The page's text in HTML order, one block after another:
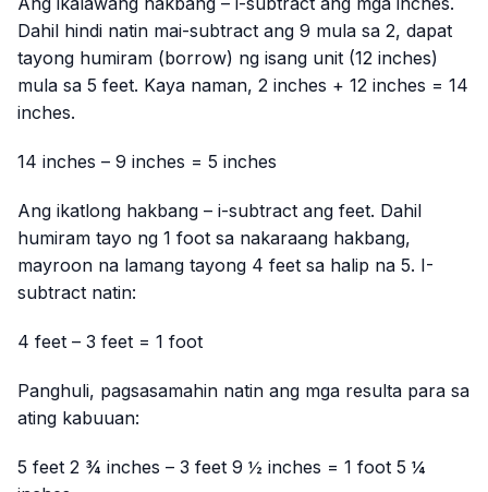
Dahil hindi natin mai-subtract ang 9 mula sa 2, dapat
tayong humiram (borrow) ng isang unit (12 inches)
mula sa 5 feet. Kaya naman, 2 inches + 12 inches = 14
inches.
14 inches – 9 inches = 5 inches
Ang ikatlong hakbang – i-subtract ang feet. Dahil
humiram tayo ng 1 foot sa nakaraang hakbang,
mayroon na lamang tayong 4 feet sa halip na 5. I-
subtract natin:
4 feet – 3 feet = 1 foot
Panghuli, pagsasamahin natin ang mga resulta para sa
ating kabuuan:
5 feet 2 ¾ inches – 3 feet 9 ½ inches = 1 foot 5 ¼